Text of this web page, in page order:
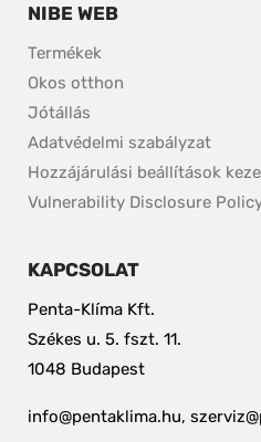
NIBE WEB
Termékek
Okos otthon
Jótállás
Adatvédelmi szabályzat
Hozzájárulási beállítások
Vulnerability Disclosure
KAPCSOLAT
Penta-Klíma Kft.
Székes u. 5. fszt. 11.
1048 Budapest
info@pentaklima.hu,